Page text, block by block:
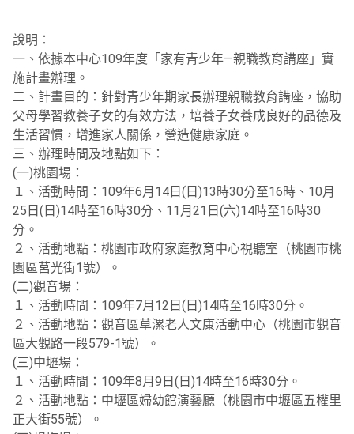
說明：
一、依據本中心109年度「家有青少年—親職教育講座」實
施計畫辦理。
二、計畫目的：針對青少年期家長辦理親職教育講座，協助
父母學習教養子女的有效方法，培養子女養成良好的品德及
生活習慣，增進家人關係，營造健康家庭。
三、辦理時間及地點如下：
(一)桃園場：
１、活動時間：109年6月14日(日)13時30分至16時、10月
25日(日)14時至16時30分、11月21日(六)14時至16時30
分。
２、活動地點：桃園市政府家庭教育中心視聽室（桃園市桃
園區莒光街1號）。
(二)觀音場：
１、活動時間：109年7月12日(日)14時至16時30分。
２、活動地點：觀音區草漯老人文康活動中心（桃園市觀音
區大觀路一段579-1號）。
(三)中壢場：
１、活動時間：109年8月9日(日)14時至16時30分。
２、活動地點：中壢區婦幼館演藝廳（桃園市中壢區五權里
正大街55號）。